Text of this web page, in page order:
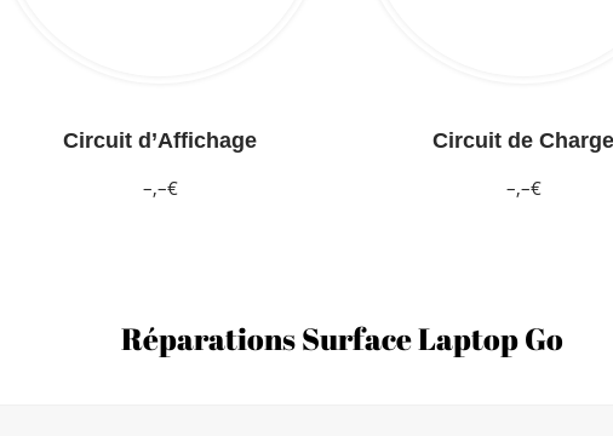
Circuit d’Affichage
–,–€
Circuit de Charge
–,–€
Réparations Surface Laptop Go